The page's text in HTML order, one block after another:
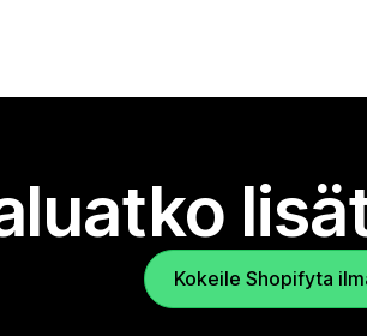
Kokeile Shopifyta